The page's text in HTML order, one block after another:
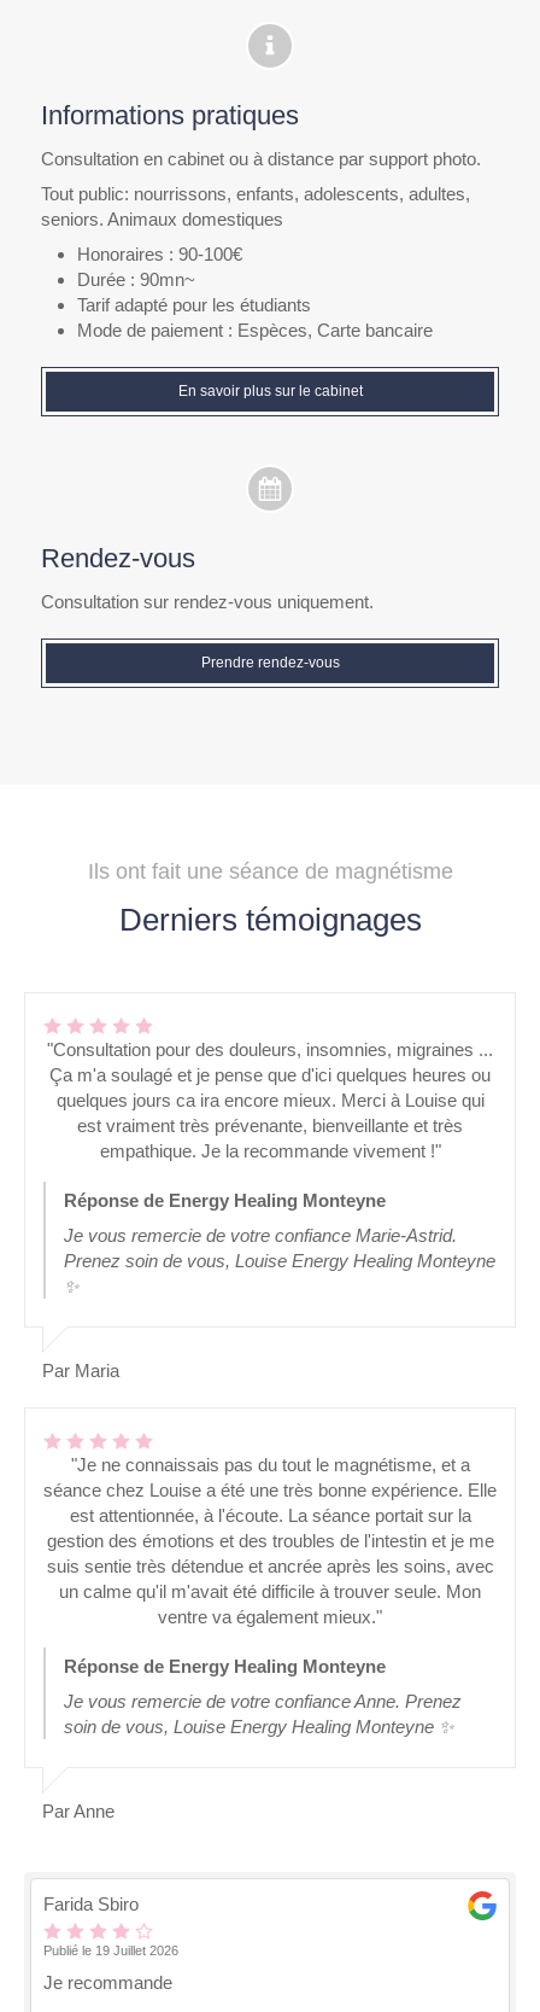
Informations pratiques
Consultation en cabinet ou à distance par support photo.
Tout public: nourrissons, enfants, adolescents, adultes,
seniors. Animaux domestiques
Honoraires : 90-100€
Durée : 90mn~
Tarif adapté pour les étudiants
Mode de paiement : Espèces, Carte bancaire
En savoir plus sur le cabinet
Rendez-vous
Consultation sur rendez-vous uniquement.
Prendre rendez-vous
Ils ont fait une séance de magnétisme
Derniers témoignages
"Consultation pour des douleurs, insomnies, migraines ...
Ça m'a soulagé et je pense que d'ici quelques heures ou
quelques jours ca ira encore mieux. Merci à Louise qui
est vraiment très prévenante, bienveillante et très
empathique. Je la recommande vivement !"
Réponse de Energy Healing Monteyne
Je vous remercie de votre confiance Marie-Astrid.
Prenez soin de vous, Louise Energy Healing Monteyne
✨
Par Maria
"Je ne connaissais pas du tout le magnétisme, et a
séance chez Louise a été une très bonne expérience. Elle
est attentionnée, à l'écoute. La séance portait sur la
gestion des émotions et des troubles de l'intestin et je me
suis sentie très détendue et ancrée après les soins, avec
un calme qu'il m'avait été difficile à trouver seule. Mon
ventre va également mieux."
Réponse de Energy Healing Monteyne
Je vous remercie de votre confiance Anne. Prenez
soin de vous, Louise Energy Healing Monteyne ✨
Par Anne
Farida Sbiro
Publié le 19 Juillet 2026
Je recommande